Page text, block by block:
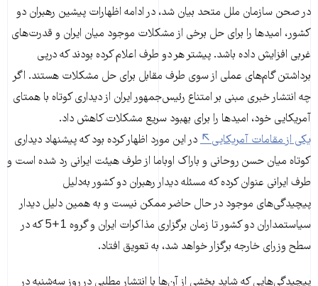
در صحن سازمان ملل متحد بیان شد، در ادامه اظهارات پیشین رهبران دو
کشور، امیدها را برای حل برخی از مشکلات موجود میان ایران و قدرت‌های
غربی افزایش داده باشد. پیشتر هر دو طرف اعلام کرده بودند که درپی
برداشتن گام‌های عملی از سوی طرف مقابل برای حل مشکلات هستند. اگر
چه انتشار خبری مبنی بر امتناع رئیس‌جمهور ایران از دیداری کوتاه با همتای
آمریکایی خود، امیدها را برای بهبود سریع مشکلات کاهش داد.
یکی از مقامات آمریکایی
در این مورد اظهار کرده بود که پیشنهاد دیداری
کوتاه میان حسن روحانی و باراک اوباما از طرف هیئت ایرانی رد شده است و
طرف ایرانی عنوان کرده که مسئله دیدار رهبران دو کشور به‌دلیل
پیچیدگی‌های‌ موجود در حال حاضر ممکن نیست و به همین دلیل دیدار
سیاستمداران دو کشور تا زمان برگزاری مذاکرات ایران و گروه 1+5 که در
سطح وزرای خارجه برگزار خواهد شد، به تعویق افتاد.
پیچیدگی‌هایی که شاید بخشی از آن‌ها با انتشار مطلبی در روز سه‌شنبه در